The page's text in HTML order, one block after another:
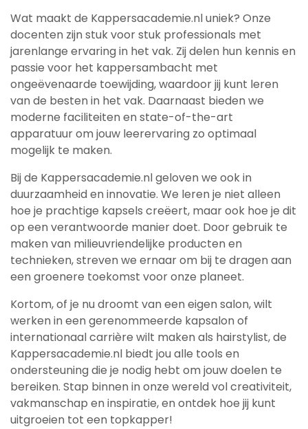
Wat maakt de Kappersacademie.nl uniek? Onze
docenten zijn stuk voor stuk professionals met
jarenlange ervaring in het vak. Zij delen hun kennis en
passie voor het kappersambacht met
ongeëvenaarde toewijding, waardoor jij kunt leren
van de besten in het vak. Daarnaast bieden we
moderne faciliteiten en state-of-the-art
apparatuur om jouw leerervaring zo optimaal
mogelijk te maken.
Bij de Kappersacademie.nl geloven we ook in
duurzaamheid en innovatie. We leren je niet alleen
hoe je prachtige kapsels creëert, maar ook hoe je dit
op een verantwoorde manier doet. Door gebruik te
maken van milieuvriendelijke producten en
technieken, streven we ernaar om bij te dragen aan
een groenere toekomst voor onze planeet.
Kortom, of je nu droomt van een eigen salon, wilt
werken in een gerenommeerde kapsalon of
internationaal carrière wilt maken als hairstylist, de
Kappersacademie.nl biedt jou alle tools en
ondersteuning die je nodig hebt om jouw doelen te
bereiken. Stap binnen in onze wereld vol creativiteit,
vakmanschap en inspiratie, en ontdek hoe jij kunt
uitgroeien tot een topkapper!